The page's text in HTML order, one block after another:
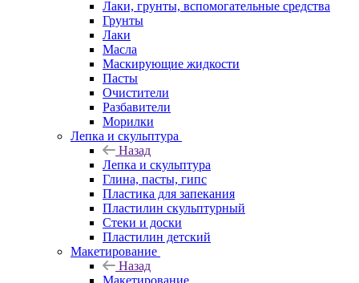
Лаки, грунты, вспомогательные средства
Грунты
Лаки
Масла
Маскирующие жидкости
Пасты
Очистители
Разбавители
Морилки
Лепка и скульптура
Назад
Лепка и скульптура
Глина, пасты, гипс
Пластика для запекания
Пластилин скульптурный
Стеки и доски
Пластилин детский
Макетирование
Назад
Макетирование